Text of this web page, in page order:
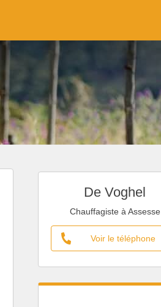
De Voghel
Chauffagiste à Assesse
Voir le téléphone